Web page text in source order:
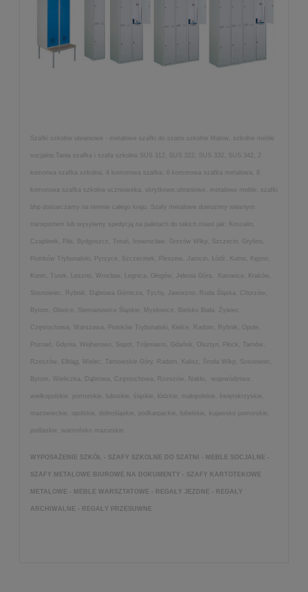
Szafki szkolne ubraniowe - metalowe szafki do szatni szkolne Malow, szkolne meble
socjalne,Tania szafka i szafa szkolna SUS 312, SUS 322, SUS 332, SUS 342, 2
komorwa szafka szkolna, 4 komorowa szafka, 6 komorowa szafka metalowa, 8
komorowa szafka szkolna uczniowska, skrytkowe,ubraniowe, metalowe meble, szafki
bhp dostarczamy na terenie całego kraju. Szafy metalowe dowozimy własnym
transportem lub wysyłamy spedycją na paletach do takich miast jak: Koszalin,
Czaplinek, Piła, Bydgoszcz, Toruń, Inowrocław, Gorzów Wlkp, Szczecin, Gryfino,
Piotrków Trybunalski, Pyrzyce, Szczecinek, Pleszew, Jarocin, Łódź, Kutno, Kępno,
Konin, Turek, Leszno, Wrocław, Legnica, Głogów, Jelenia Góra, Katowice, Kraków,
Sosnowiec, Rybnik, Dąbrowa Górnicza, Tychy, Jaworzno, Ruda Śląska, Chorzów,
Bytom, Gliwice, Siemianowice Śląskie, Mysłowice, Bielsko Biała, Żywiec,
Częstochowa, Warszawa, Piotrków Trybunalski, Kielce, Radom, Rybnik, Opole,
Poznań, Gdynia, Wejherowo, Sopot, Trójmiasto, Gdańsk, Olsztyn, Płock, Tarnów,
Rzeszów, Elbląg, Mielec, Tarnowskie Góry, Radom, Kalisz, Środa Wlkp, Sosnowiec,
Bytom, Wieliczka, Dąbrowa, Częstochowa, Rzeszów, Nakło, województwa:
wielkopolskie, pomorskie, lubuskie, śląskie, łódzkie, małopolskie, świętokrzyskie,
mazowieckie, opolskie, dolnośląskie, podkarpackie, lubelskie, kujawsko pomorskie,
podlaskie, warmińsko mazurskie.
WYPOSAŻENIE SZKÓŁ - SZAFY SZKOLNE DO SZATNI - MEBLE SOCJALNE -
SZAFY METALOWE BIUROWE NA DOKUMENTY - SZAFY KARTOTEKOWE
METALOWE - MEBLE WARSZTATOWE - REGAŁY JEZDNE - REGAŁY
ARCHIWALNE - REGAŁY PRZESUWNE